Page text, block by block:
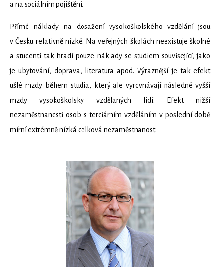
a na sociálním pojištění.
Přímé náklady na dosažení vysokoškolského vzdělání jsou
v Česku relativně nízké. Na veřejných školách neexistuje školné
a studenti tak hradí pouze náklady se studiem související, jako
je ubytování, doprava, literatura apod. Výraznější je tak efekt
ušlé mzdy během studia, který ale vyrovnávají následné vyšší
mzdy vysokoškolsky vzdělaných lidí. Efekt nižší
nezaměstnanosti osob s terciárním vzděláním v poslední době
mírní extrémně nízká celková nezaměstnanost.